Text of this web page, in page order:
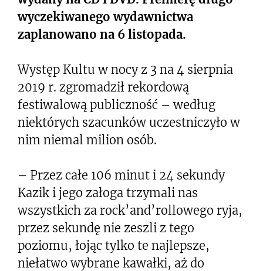
wyczekiwanego wydawnictwa
zaplanowano na 6 listopada.
Występ Kultu w nocy z 3 na 4 sierpnia
2019 r. zgromadził rekordową
festiwalową publiczność – według
niektórych szacunków uczestniczyło w
nim niemal milion osób.
– Przez całe 106 minut i 24 sekundy
Kazik i jego załoga trzymali nas
wszystkich za rock’and’rollowego ryja,
przez sekundę nie zeszli z tego
poziomu, łojąc tylko te najlepsze,
niełatwo wybrane kawałki, aż do